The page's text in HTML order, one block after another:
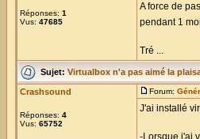
Réponses: 1
Vus: 47685
A force de
pendant 1
Tré ...
Sujet: Virtualbox n'a pas aimé la
Crashsound
Réponses: 4
Vus: 65752
Forum:
J'ai installé
-Lorsque j'ai